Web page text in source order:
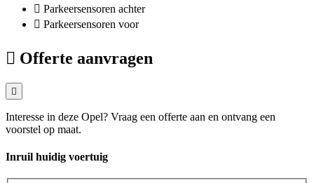
Parkeersensoren achter
Parkeersensoren voor
Offerte aanvragen
Interesse in deze Opel? Vraag een offerte aan en ontvang een
voorstel op maat.
Inruil huidig voertuig